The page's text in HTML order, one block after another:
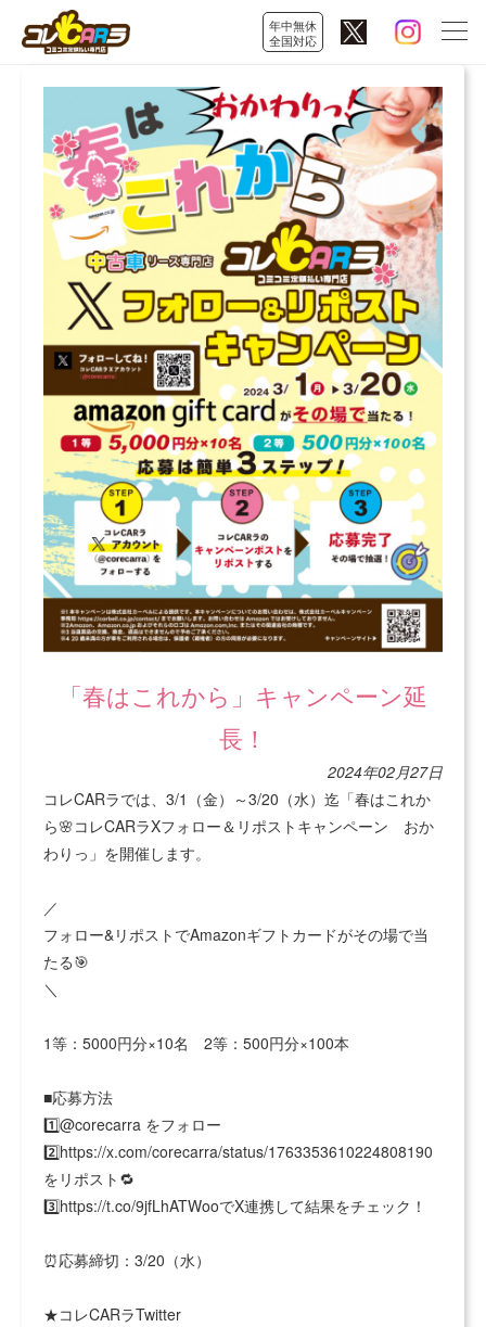
年中無休
全国対応
「春はこれから」キャンペーン延
長！
2024年02月27日
コレCARラでは、3/1（金）～3/20（水）迄「春はこれか
ら🌸コレCARラXフォロー＆リポストキャンペーン おか
わりっ」を開催します。
／
フォロー&リポストでAmazonギフトカードがその場で当
たる🎯
＼
1等：5000円分×10名 2等：500円分×100本
■応募方法
1️⃣@corecarra をフォロー
2️⃣https://x.com/corecarra/status/1763353610224808190
をリポスト 🔁
3️⃣https://t.co/9jfLhATWooでX連携して結果をチェック ！
⏰応募締切：3/20（水）
★コレCARラTwitter